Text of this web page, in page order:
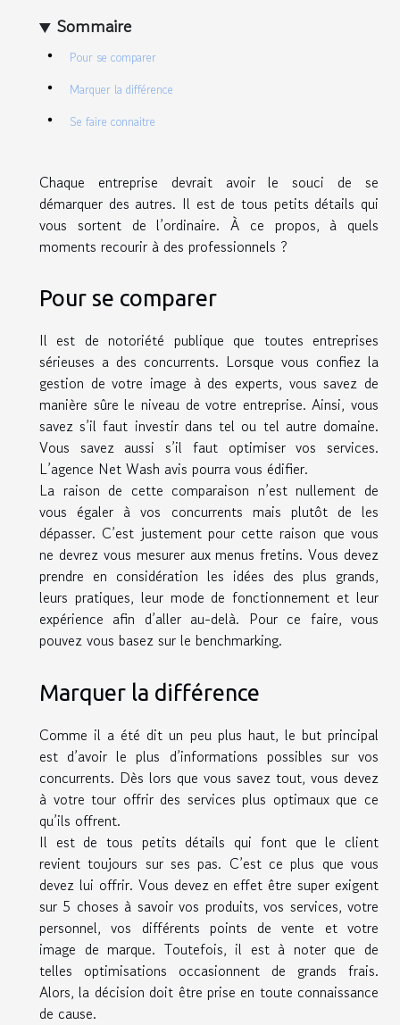
Sommaire
Pour se comparer
Marquer la différence
Se faire connaitre
Chaque entreprise devrait avoir le souci de se
démarquer des autres. Il est de tous petits détails qui
vous sortent de l’ordinaire. À ce propos, à quels
moments recourir à des professionnels ?
Pour se comparer
Il est de notoriété publique que toutes entreprises
sérieuses a des concurrents. Lorsque vous confiez la
gestion de votre image à des experts, vous savez de
manière sûre le niveau de votre entreprise. Ainsi, vous
savez s’il faut investir dans tel ou tel autre domaine.
Vous savez aussi s’il faut optimiser vos services.
L’agence Net Wash avis pourra vous édifier.
La raison de cette comparaison n’est nullement de
vous égaler à vos concurrents mais plutôt de les
dépasser. C’est justement pour cette raison que vous
ne devrez vous mesurer aux menus fretins. Vous devez
prendre en considération les idées des plus grands,
leurs pratiques, leur mode de fonctionnement et leur
expérience afin d’aller au-delà. Pour ce faire, vous
pouvez vous basez sur le benchmarking.
Marquer la différence
Comme il a été dit un peu plus haut, le but principal
est d’avoir le plus d’informations possibles sur vos
concurrents. Dès lors que vous savez tout, vous devez
à votre tour offrir des services plus optimaux que ce
qu’ils offrent.
Il est de tous petits détails qui font que le client
revient toujours sur ses pas. C’est ce plus que vous
devez lui offrir. Vous devez en effet être super exigent
sur 5 choses à savoir vos produits, vos services, votre
personnel, vos différents points de vente et votre
image de marque. Toutefois, il est à noter que de
telles optimisations occasionnent de grands frais.
Alors, la décision doit être prise en toute connaissance
de cause.